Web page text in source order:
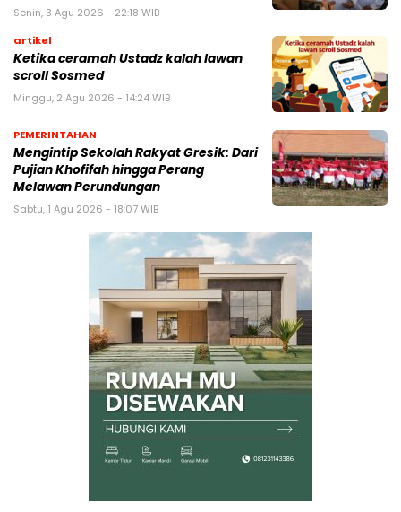
Senin, 3 Agu 2026 - 22:18 WIB
artikel
Ketika ceramah Ustadz kalah lawan
scroll Sosmed
Minggu, 2 Agu 2026 - 14:24 WIB
PEMERINTAHAN
Mengintip Sekolah Rakyat Gresik: Dari
Pujian Khofifah hingga Perang
Melawan Perundungan
Sabtu, 1 Agu 2026 - 18:07 WIB